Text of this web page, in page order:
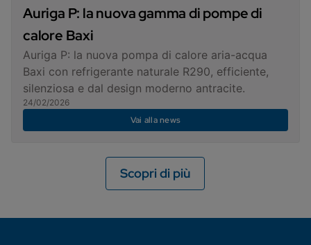
Auriga P: la nuova gamma di pompe di
calore Baxi
Auriga P: la nuova pompa di calore aria-acqua
Baxi con refrigerante naturale R290, efficiente,
silenziosa e dal design moderno antracite.
24/02/2026
Vai alla news
Scopri di più